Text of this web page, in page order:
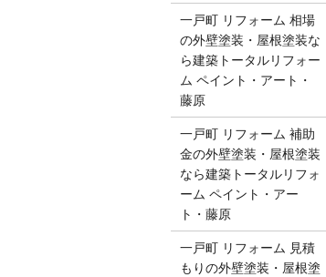
一戸町 リフォーム 相場
の外壁塗装・屋根塗装な
ら建築トータルリフォー
ム ペイント・アート・
藤原
一戸町 リフォーム 補助
金の外壁塗装・屋根塗装
なら建築トータルリフォ
ーム ペイント・アー
ト・藤原
一戸町 リフォーム 見積
もりの外壁塗装・屋根塗